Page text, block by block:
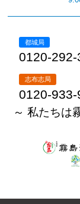
都城局
0120-292-
志布志局
0120-933-
～ 私たちは